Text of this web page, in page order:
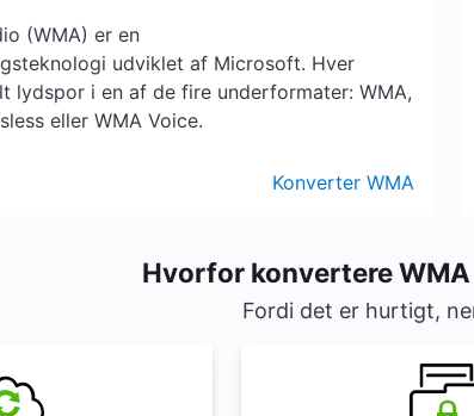
(WMA) er en
udviklet af Microsoft. Hver
lydspor i en af ​​de fire underformater: WMA,
eller WMA Voice.
Konverter WMA
Hvorfor konvertere WMA
Fordi det er hurtigt,